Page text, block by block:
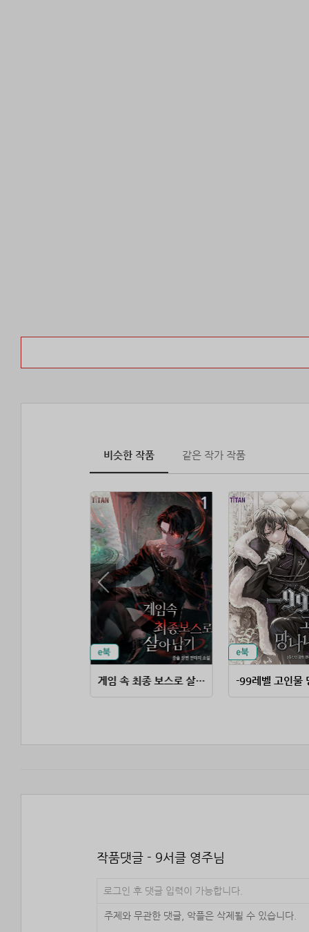
비슷한 작품 같은 작가 작품
게임 속 최종 보스로 살아남기
작품댓글 - 9서클 영주님
로그인 후 댓글 입력이 가능합니다.